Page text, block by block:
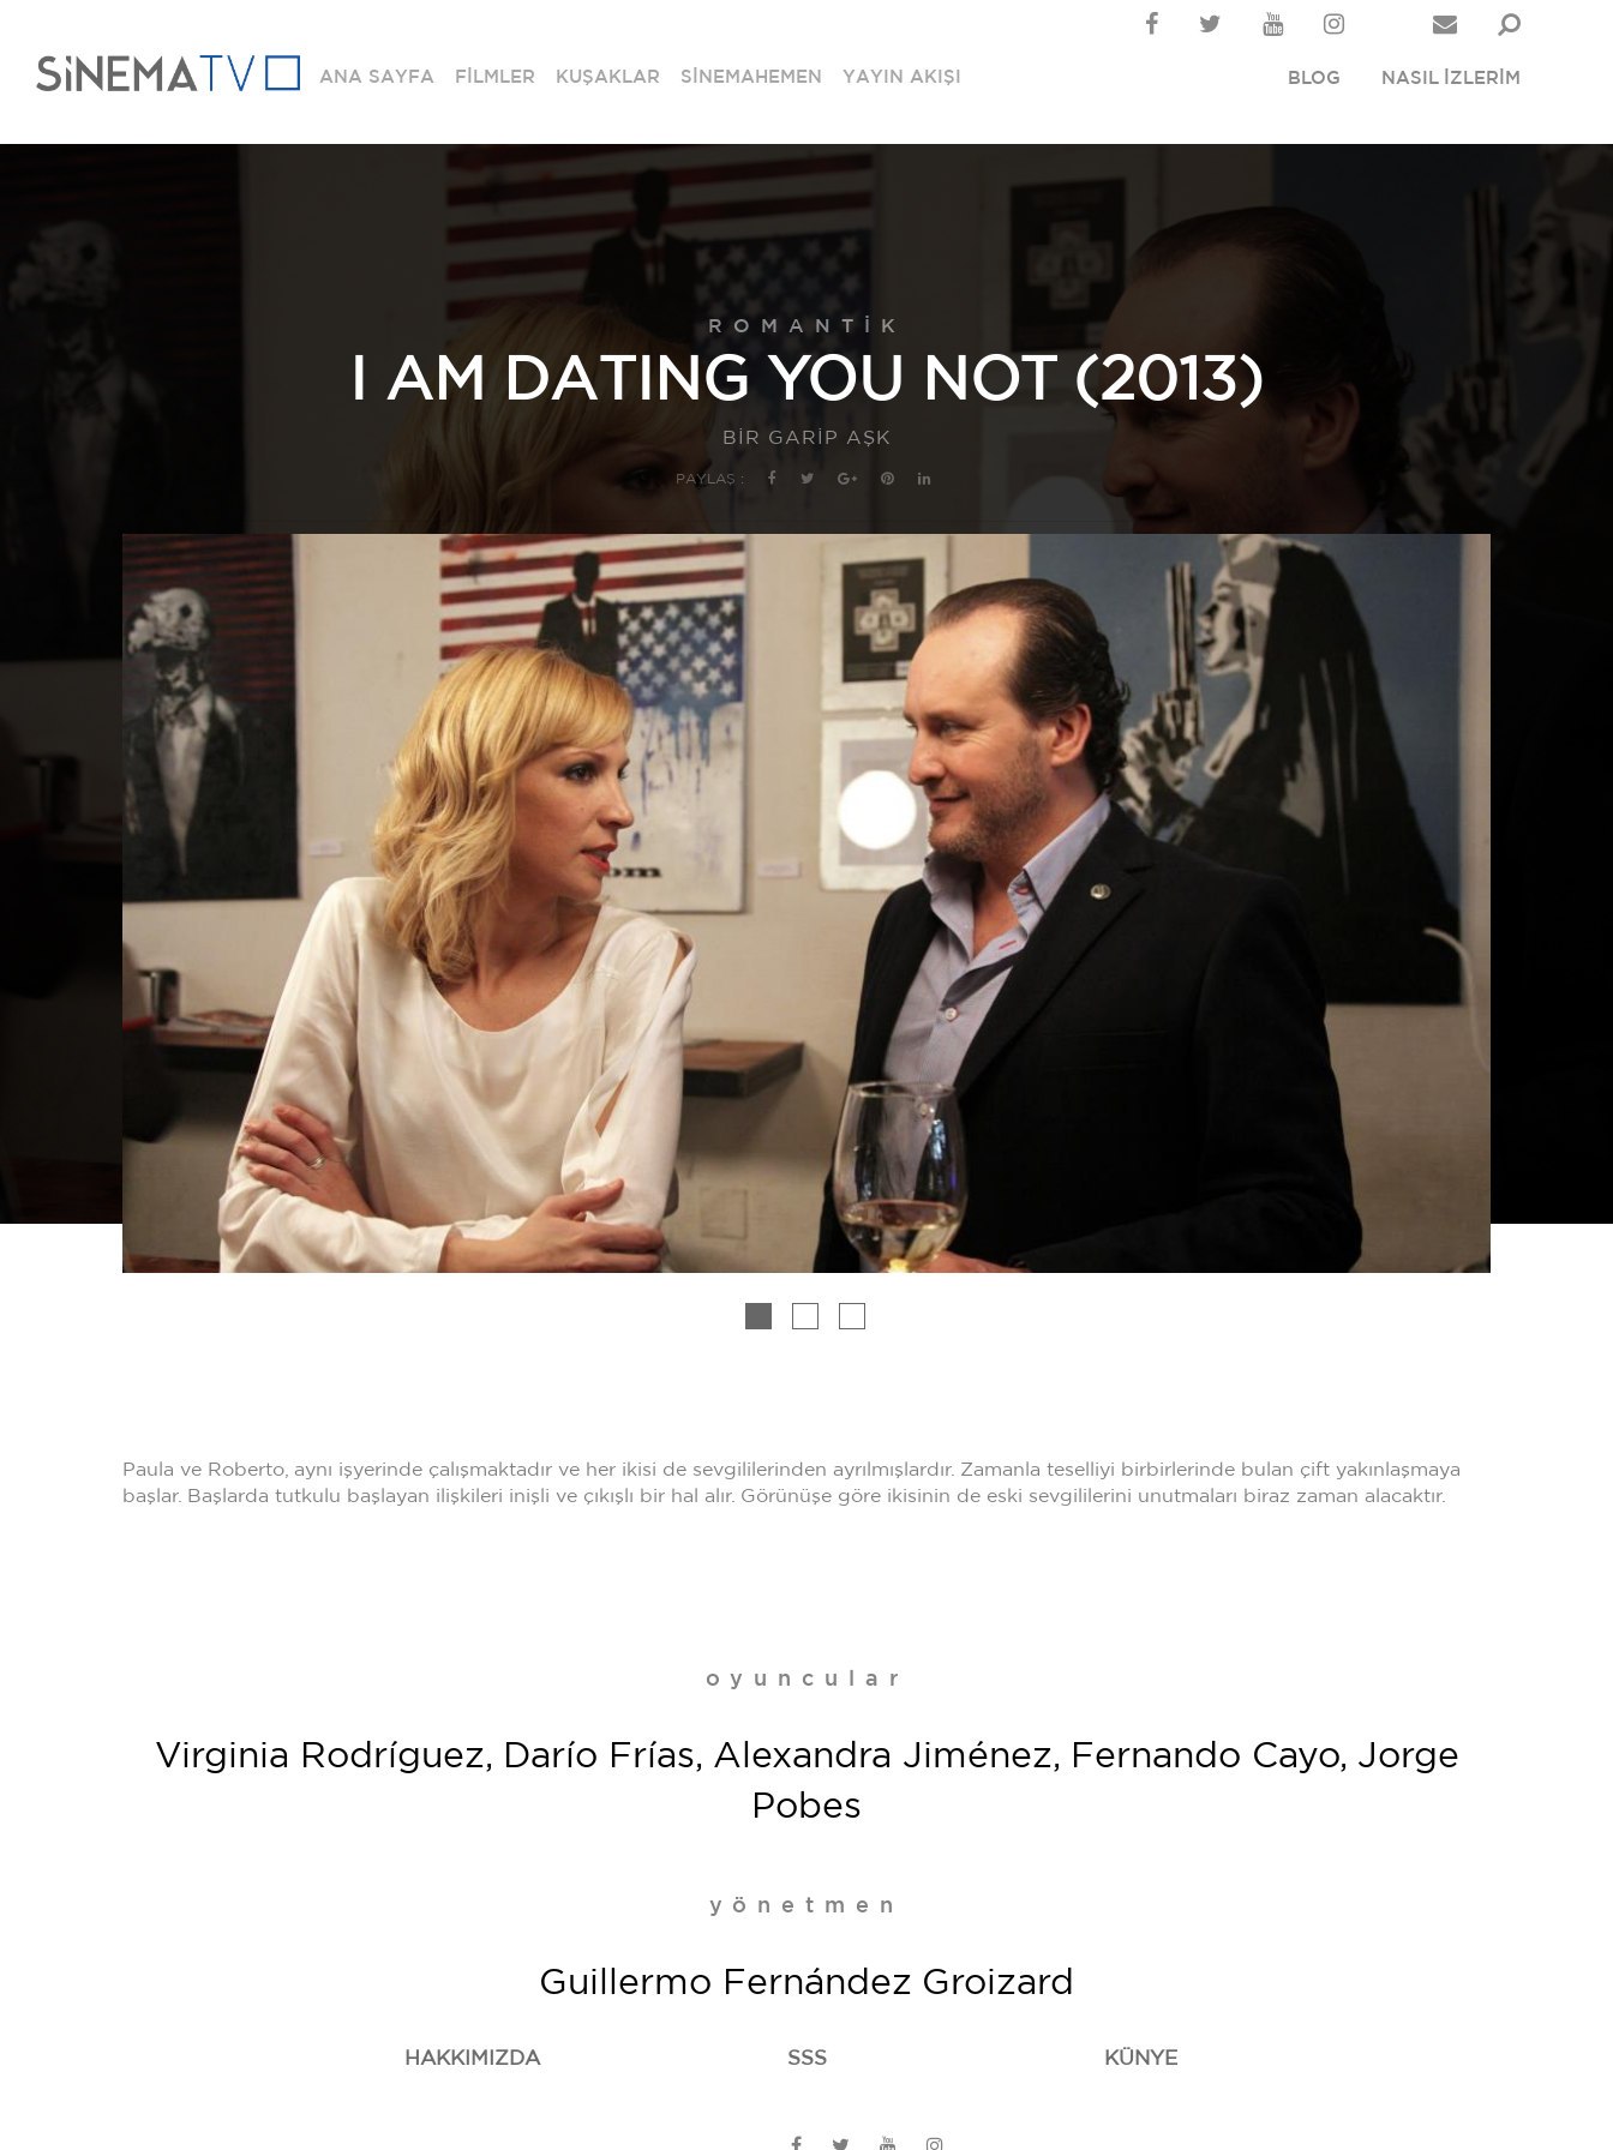
BLOG NASIL İZLERİM
ANA SAYFA FİLMLER KUŞAKLAR SİNEMAHEMEN YAYIN AKIŞI
ROMANTIK
I AM DATING YOU NOT (2013)
BİR GARİP AŞK
PAYLAŞ :
Paula ve Roberto, aynı işyerinde çalışmaktadır ve her ikisi de sevgililerinden ayrılmışlardır. Zamanla teselliyi birbirlerinde bulan çift yakınlaşmaya
başlar. Başlarda tutkulu başlayan ilişkileri inişli ve çıkışlı bir hal alır. Görünüşe göre ikisinin de eski sevgililerini unutmaları biraz zaman alacaktır.
oyuncular
Virginia Rodríguez, Darío Frías, Alexandra Jiménez, Fernando Cayo, Jorge
Pobes
yönetmen
Guillermo Fernández Groizard
HAKKIMIZDA SSS KÜNYE